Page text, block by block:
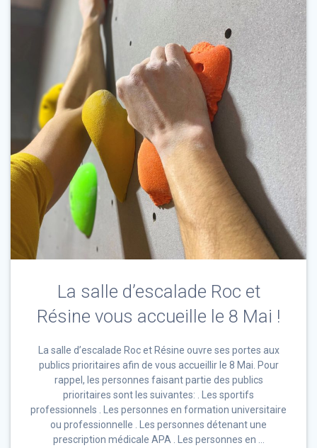
La salle d’escalade Roc et
Résine vous accueille le 8 Mai !
La salle d’escalade Roc et Résine ouvre ses portes aux
publics prioritaires afin de vous accueillir le 8 Mai. Pour
rappel, les personnes faisant partie des publics
prioritaires sont les suivantes: . Les sportifs
professionnels . Les personnes en formation universitaire
ou professionnelle . Les personnes détenant une
prescription médicale APA . Les personnes en …